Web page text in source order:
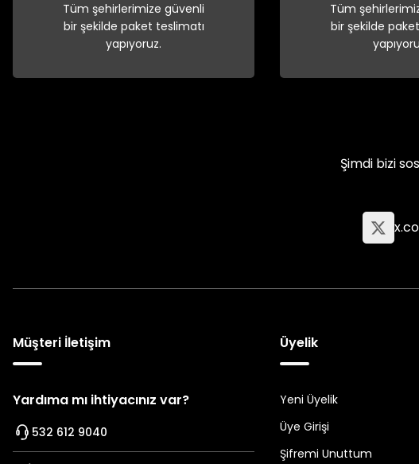
Tüm şehirlerimize güvenli
bir şekilde paket teslimatı
yapıyoruz.
Tüm
bir şekilde
Şimdi bizi
Müşteri İletişim
Yardıma mı ihtiyacınız var?
532 612 9040
Üyelik
Yeni Üyelik
Üye Girişi
Şifremi Unuttum